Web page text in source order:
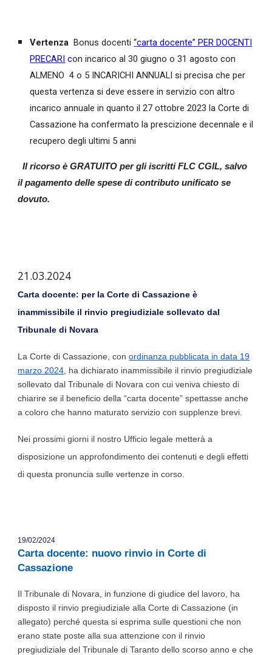
Vertenza Bonus docenti“carta docente” PER DOCENTI
PRECARI con incarico al 30 giugno o 31 agosto con
ALMENO 4 o 5 INCARICHI ANNUALI si precisa che per
questa vertenza si deve essere in servizio con altro
incarico annuale in quanto il 27 ottobre 2023 la Corte di
Cassazione ha confermato la prescizione decennale e il
recupero degli ultimi 5 anni
Il ricorso è GRATUITO per gli iscritti FLC CGIL, salvo
il pagamento delle spese di contributo unificato se
dovuto.
21.03.2024
Carta docente: per la Corte di Cassazione è
inammissibile il rinvio pregiudiziale sollevato dal
Tribunale di Novara
La Corte di Cassazione, conordinanza pubblicata in data 19
marzo 2024 , ha dichiarato inammissibile il rinvio pregiudiziale
sollevato dal Tribunale di Novara con cui veniva chiesto di
chiarire se il beneficio della “carta docente” spettasse anche
a coloro che hanno maturato servizio con supplenze brevi.
Nei prossimi giorni il nostro Ufficio legale metterà a
disposizione un approfondimento dei contenuti e degli effetti
di questa pronuncia sulle vertenze in corso.
19/02/2024
Carta docente: nuovo rinvio in Corte di
Cassazione
Il Tribunale di Novara, in funzione di giudice del lavoro, ha
disposto il rinvio pregiudiziale alla Corte di Cassazione (in
allegato) perché questa si esprima sulle questioni che non
erano state poste alla sua attenzione con il rinvio
pregiudiziale del Tribunale di Taranto dello scorso anno e che